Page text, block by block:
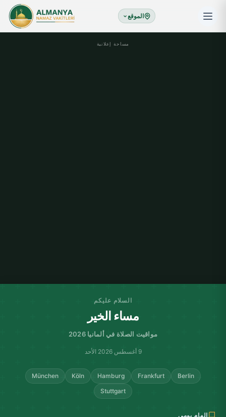
الموقع
مساحة إعلانية
السلام عليكم
مساء الخير
مواقيت الصلاة في ألمانيا 2026
9 أغسطس 2026 الأحد
Berlin
Frankfurt
Hamburg
Köln
München
Stuttgart
إلهام يومي